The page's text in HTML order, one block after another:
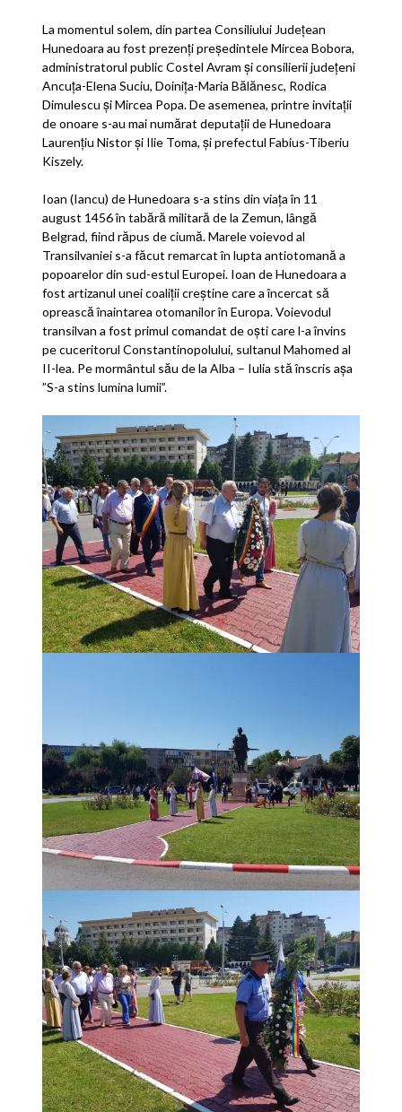
La momentul solem, din partea Consiliului Județean
Hunedoara au fost prezenți președintele Mircea Bobora,
administratorul public Costel Avram și consilierii județeni
Ancuța-Elena Suciu, Doinița-Maria Bălănesc, Rodica
Dimulescu și Mircea Popa. De asemenea, printre invitații
de onoare s-au mai numărat deputații de Hunedoara
Laurențiu Nistor și Ilie Toma, și prefectul Fabius-Tiberiu
Kiszely.
Ioan (Iancu) de Hunedoara s-a stins din viața în 11
august 1456 în tabără militară de la Zemun, lângă
Belgrad, fiind răpus de ciumă. Marele voievod al
Transilvaniei s-a făcut remarcat în lupta antiotomană a
popoarelor din sud-estul Europei. Ioan de Hunedoara a
fost artizanul unei coaliții creștine care a încercat să
oprească înaintarea otomanilor în Europa. Voievodul
transilvan a fost primul comandat de oști care l-a învins
pe cuceritorul Constantinopolului, sultanul Mahomed al
II-lea. Pe mormântul său de la Alba – Iulia stă înscris așa
”S-a stins lumina lumii”.